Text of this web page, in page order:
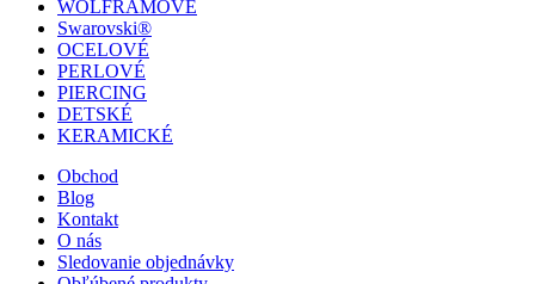
WOLFRAMOVÉ
Swarovski®
OCELOVÉ
PERLOVÉ
PIERCING
DETSKÉ
KERAMICKÉ
Obchod
Blog
Kontakt
O nás
Sledovanie objednávky